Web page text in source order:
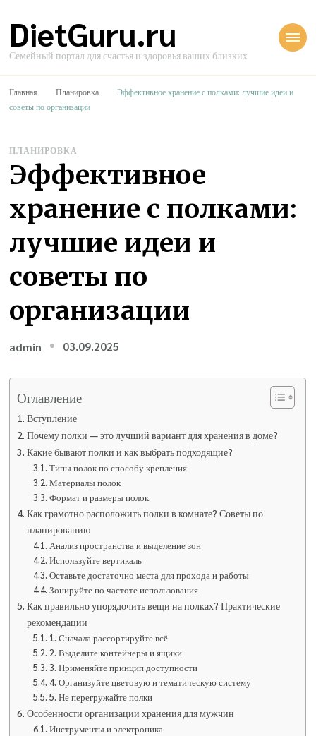
DietGuru.ru
Семейный портал для счастья и здоровья ваших близких
Главная Планировка
Эффективное хранение с полками: лучшие идеи и
советы по организации
ПЛАНИРОВКА
Эффективное
хранение с полками:
лучшие идеи и
советы по
организации
admin 03.09.2025
Оглавление
Вступление
Почему полки — это лучший вариант для хранения в доме?
Какие бывают полки и как выбрать подходящие?
Типы полок по способу крепления
Материалы полок
Формат и размеры полок
Как грамотно расположить полки в комнате? Советы по
планированию
Анализ пространства и выделение зон
Используйте вертикаль
Оставьте достаточно места для прохода и работы
Зонируйте по частоте использования
Как правильно упорядочить вещи на полках? Практические
рекомендации
1. Сначала рассортируйте всё
2. Выделите контейнеры и ящики
3. Применяйте принцип доступности
4. Организуйте цветовую и тематическую систему
5. Не перегружайте полки
Особенности организации хранения для мужчин
Инструменты и электроника